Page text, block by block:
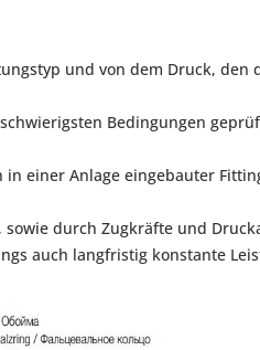
und von dem Druck,
Bedingungen
einer Anlage eingebauter
durch Zugkräfte und
auch langfristig konstante